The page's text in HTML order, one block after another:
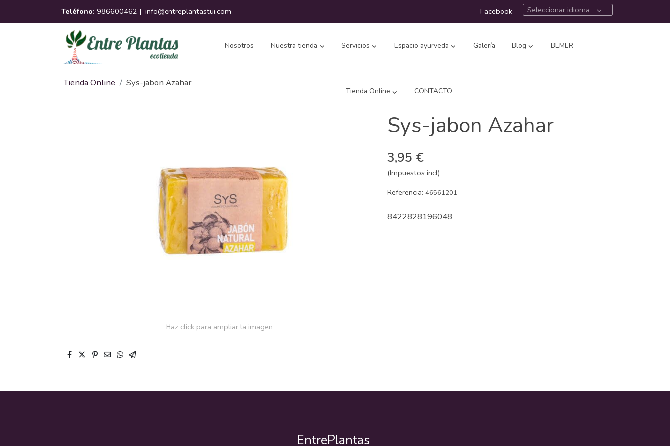
Teléfono: 986600462 | info@entreplantastui.com Facebook Seleccionar idioma
Nosotros Nuestra tienda Servicios Espacio ayurveda Galería Blog BEMER
Tienda Online CONTACTO
Tienda Online Sys-jabon Azahar
Haz click para ampliar la imagen
Sys-jabon Azahar
3,95 €
(Impuestos incl)
Referencia:46561201
8422828196048
EntrePlantas